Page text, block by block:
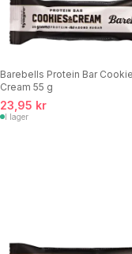
Barebells Protein Bar
Cream 55 g
23,95 kr
I lager